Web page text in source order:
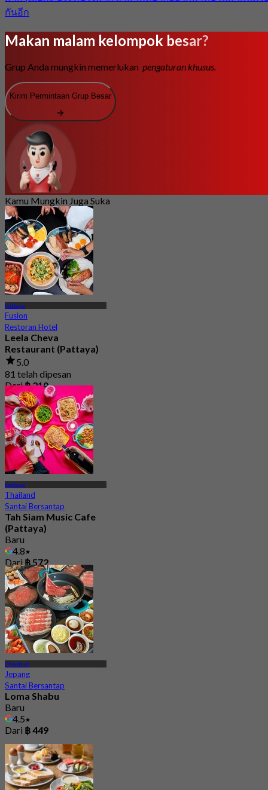
กันอีก
Makan malam kelompok besar?
Grup Anda mungkin memerlukan pengaturan khusus.
Kirim Permintaan Grup Besar
Kamu Mungkin Juga Suka
Pattaya
Fusion
Restoran Hotel
Leela Cheva
Restaurant (Pattaya)
5.0
81 telah dipesan
Dari฿ 210
Pattaya
Thailand
Santai Bersantap
Tah Siam Music Cafe
(Pattaya)
Baru
4.8
Dari฿ 572
Chonburi
Jepang
Santai Bersantap
Loma Shabu
Baru
4.5
Dari ฿ 449